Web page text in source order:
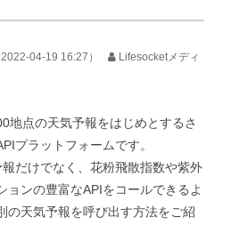
2022-04-19 16:27 ）
Lifesocketメディ
地点の天気予報をはじめとするさ
プラットフォームです。
だけでなく、花粉飛散指数や紫外
ョンの豊富なAPIをコールできるよ
の天気予報を呼び出す方法をご紹